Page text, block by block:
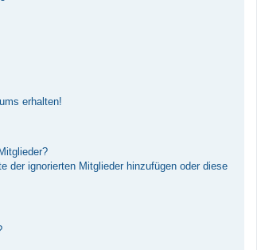
erhalten!
der ignorierten Mitglieder hinzufügen oder diese